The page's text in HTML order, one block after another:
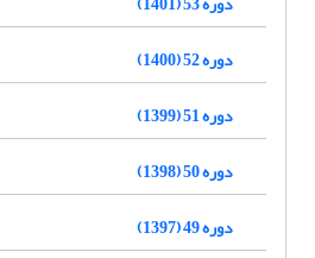
دوره 52 (1400)
دوره 51 (1399)
دوره 50 (1398)
دوره 49 (1397)